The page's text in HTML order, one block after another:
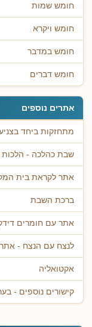
חומש שמות
חומש ויקרא
חומש במדבר
חומש דברים
אתרים נוספים
מתחזקות ביחד
שבת כהלכה -
אתר לקראת בית
ברכת השבת
אתר עם חומרים
לנצח עם הנצח -
אקטואליה
קישורים נוספים -